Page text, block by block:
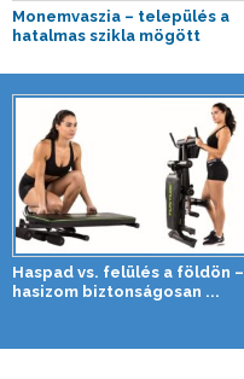
Monemvaszia – település a
hatalmas szikla mögött
Haspad vs. felülés a földön –
hasizom biztonságosan ...